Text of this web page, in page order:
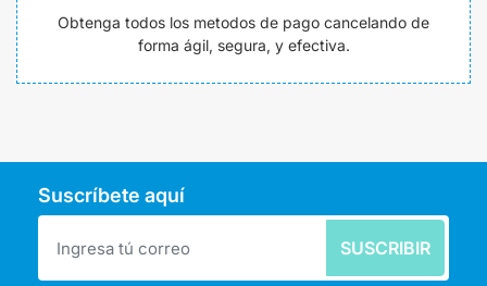
Obtenga todos los metodos de pago cancelando de
forma ágil, segura, y efectiva.
Suscríbete aquí
SUSCRIBIR